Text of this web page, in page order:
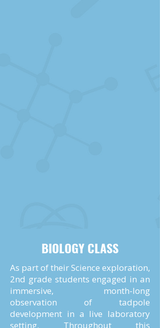
BIOLOGY CLASS
As part of their Science exploration,
2nd grade students engaged in an
immersive, month-long
observation of tadpole
development in a live laboratory
setting. Throughout this